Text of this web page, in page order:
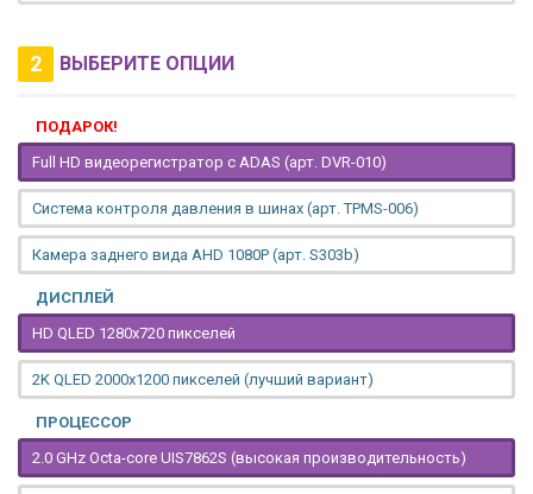
2 ВЫБЕРИТЕ ОПЦИИ
ПОДАРОК!
Full HD видеорегистратор с ADAS (арт. DVR-010)
Система контроля давления в шинах (арт. TPMS-006)
Камера заднего вида AHD 1080P (арт. S303b)
ДИСПЛЕЙ
HD QLED 1280x720 пикселей
2K QLED 2000х1200 пикселей (лучший вариант)
ПРОЦЕССОР
2.0 GHz Octa-core UIS7862S (высокая производительность)